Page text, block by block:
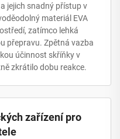
jejich snadný přístup v
materiál EVA
zatímco lehká
přepravu. Zpětná vazba
účinnost skříňky v
zkrátilo dobu reakce.
zařízení pro